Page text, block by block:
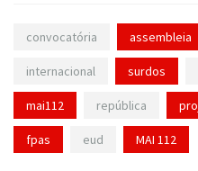
convocatória assembleia
internacional surdos
mai112 república
fpas eud MAI 112